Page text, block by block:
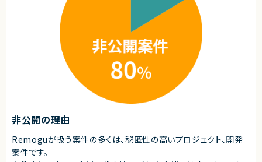
非公開の理由
Remoguが扱う案件の多くは、秘匿性の高いプロジェクト、開発
案件です。